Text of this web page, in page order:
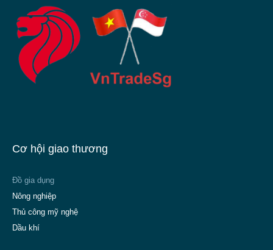
Cơ hội giao thương
Đồ gia dụng
Nông nghiệp
Thủ công mỹ nghệ
Dầu khí